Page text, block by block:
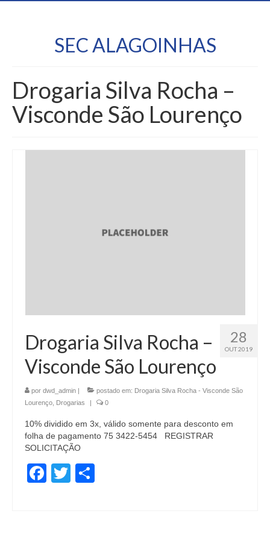
SEC ALAGOINHAS
Drogaria Silva Rocha –
Visconde São Lourenço
28
OUT 2019
Drogaria Silva Rocha –
Visconde São Lourenço
por dwd_admin | postado em: Drogaria Silva Rocha - Visconde São
Lourenço Drogarias | 0
10% dividido em 3x, válido somente para desconto em
folha de pagamento 75 3422-5454 REGISTRAR
SOLICITAÇÃO
Facebook
Twitter